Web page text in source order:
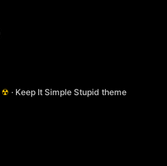
☢ · Keep It Simple Stupid theme